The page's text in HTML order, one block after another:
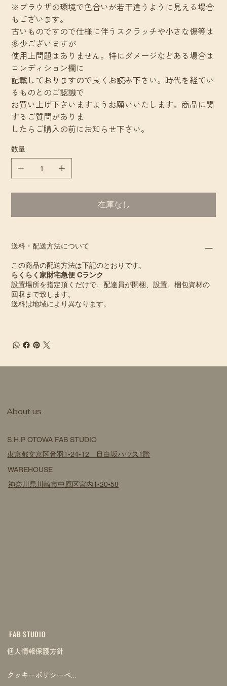
※ブラウザの環境で色合いが若干違うように見える場合
もございます。
古いものですので仕様に伴うスクラッチや小さな傷等は
多少ございますが
使用上問題はありません。特にダメージなどある場合は
コンディション欄に
記載しておりますので良くお読み下さい。時代を経てい
るものとのご認識で
お買い上げ下さいますようお願いいたします。商品に関
するご質問がありま
したらご購入の前にお知らせ下さい。
数量
在庫なし
送料・配送方法について
この商品の配送方法は下記のとおりです。
らくらく家財宅急便 Cランク
設置場所を指定頂くだけで、配達員が開梱、設置、梱包資材の
回収まで致します。
送料は地域により異なります。
FAB STUDIO
個人情報保護方針
クッキーポリシーページ
S.H.P. OTOWA FAB STUDIO
東京都文京区音羽1-24-12 目白坂ハウス1階
WAREHOUSE
神奈川県川崎市中原区宮内1-20-58
​About us